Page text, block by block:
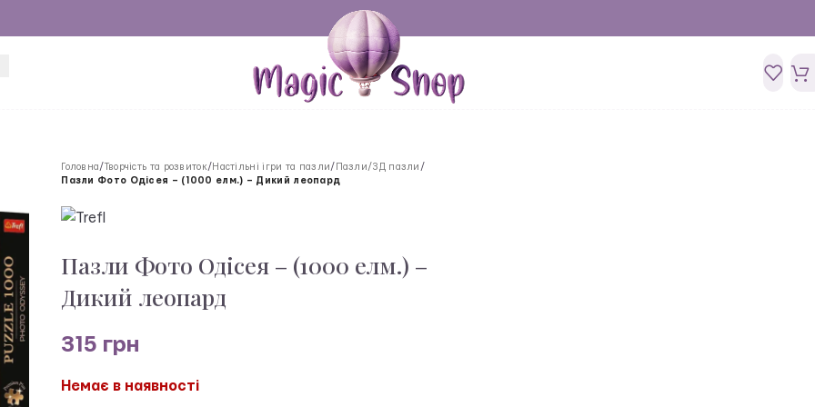
Головна / Творчість та розвиток/ Настільні ігри та пазли / Пазли/3Д пазли /
Пазли Фото Одісея – (1000 елм.) – Дикий леопард
Пазли Фото Одісея – (1000 елм.) –
Дикий леопард
315 грн
Немає в наявності